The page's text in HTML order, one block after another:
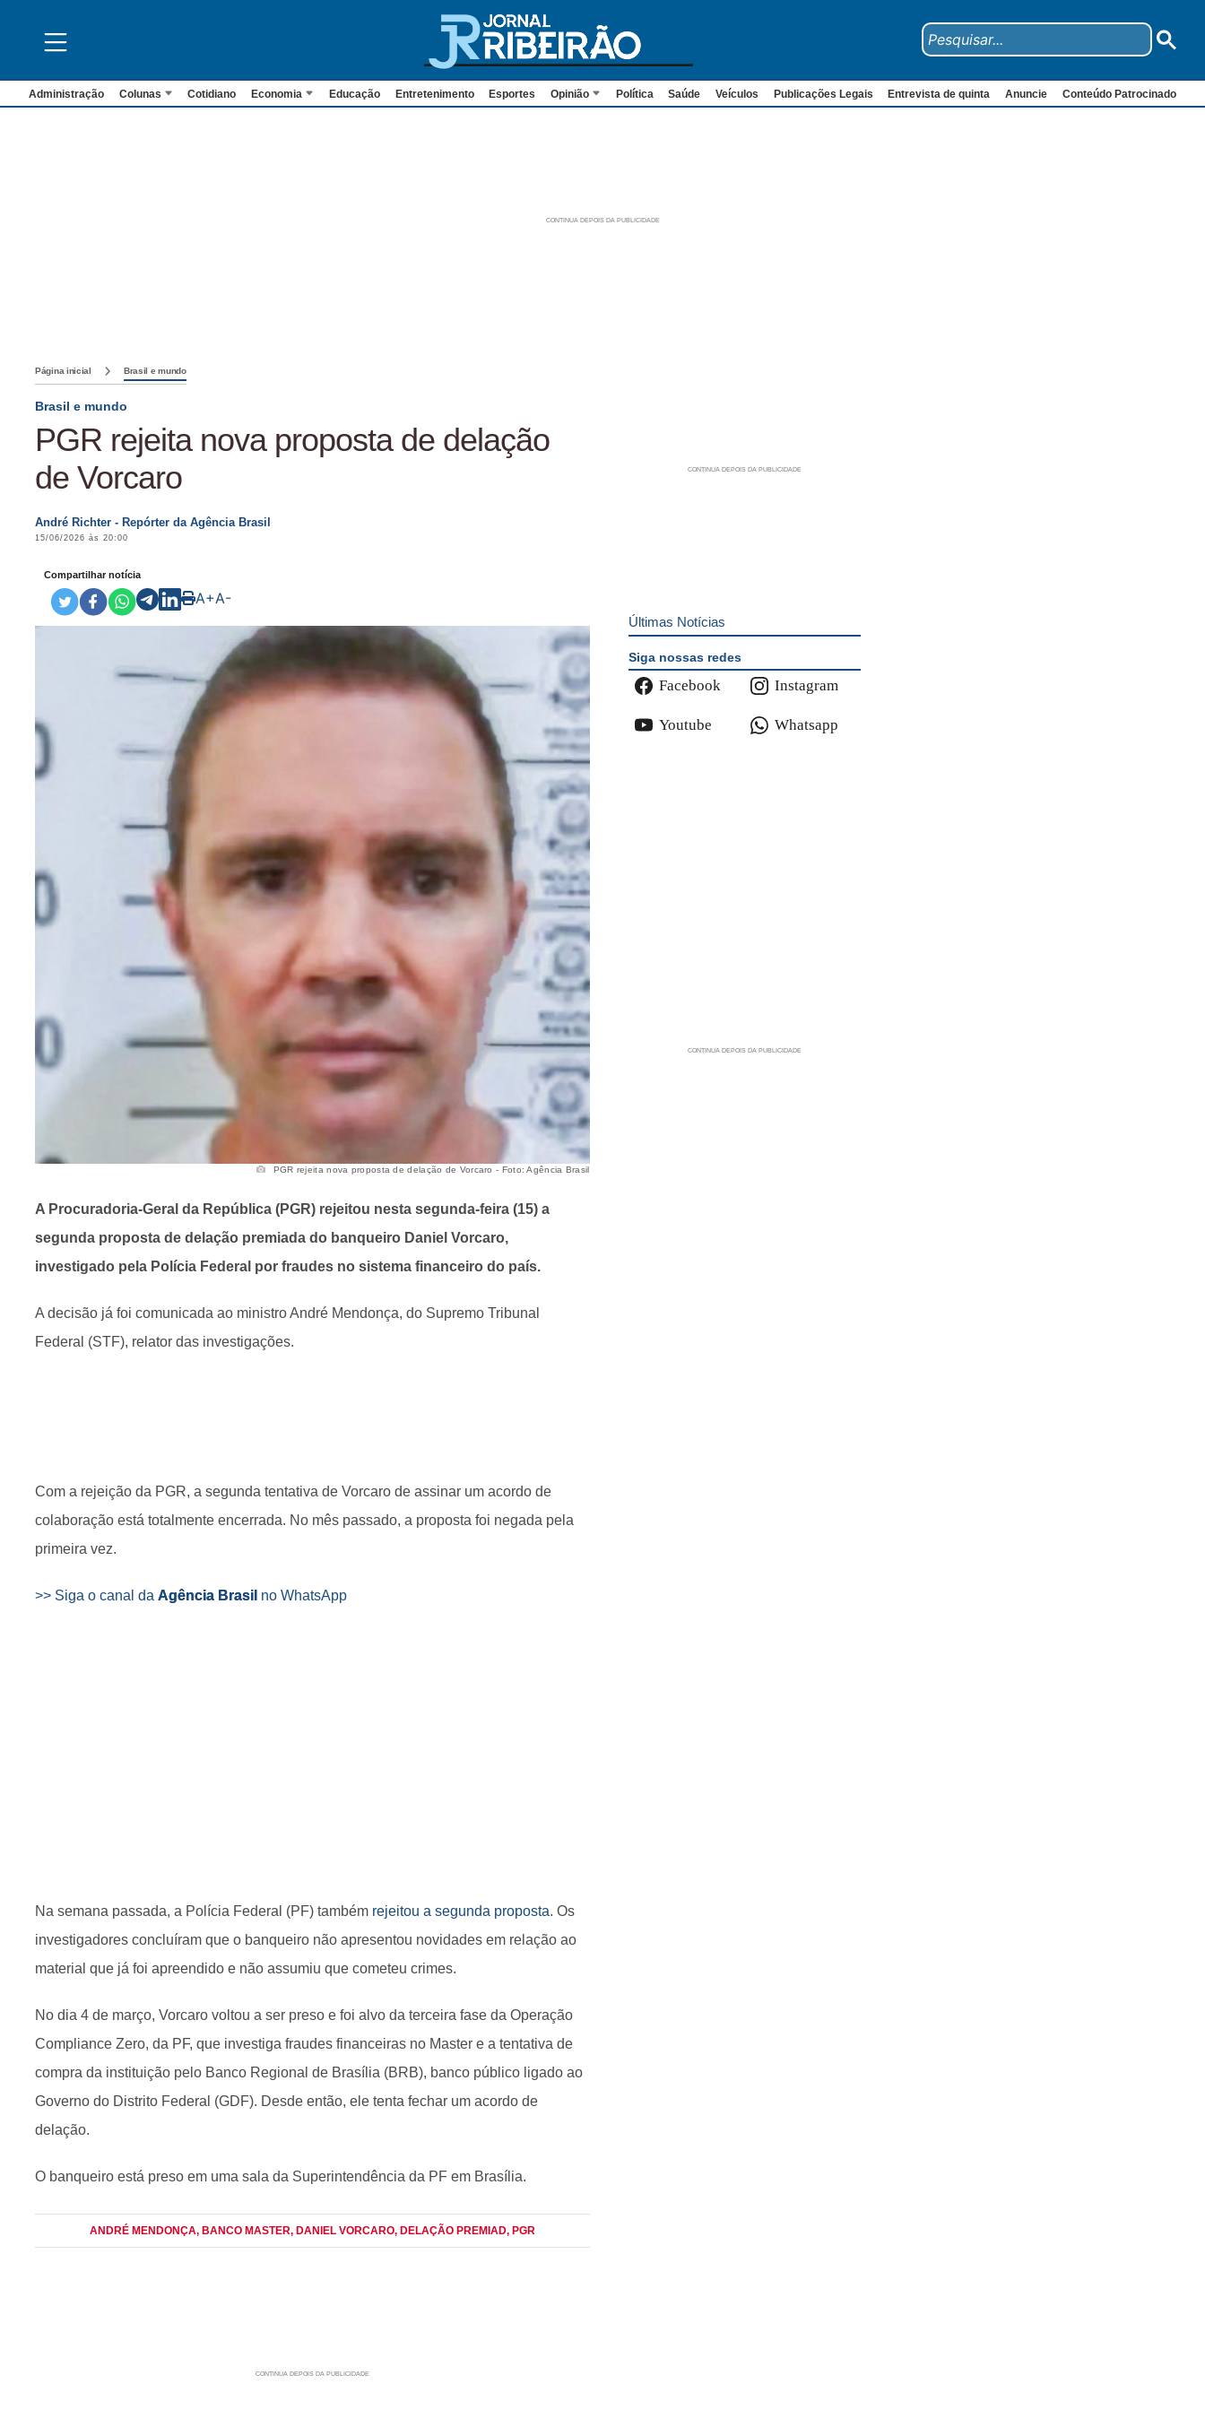
Administração Colunas Cotidiano Economia Educação Entretenimento Esportes Opinião Política Saúde Veículos Publicações Legais Entrevista de quinta Anuncie Conteúdo Patrocinado
Página inicial Brasil e mundo
Brasil e mundo
PGR rejeita nova proposta de delação
de Vorcaro
André Richter - Repórter da Agência Brasil
15/06/2026 às 20:00
Compartilhar notícia
A+A-
PGR rejeita nova proposta de delação de Vorcaro - Foto: Agência Brasil
A Procuradoria-Geral da República (PGR) rejeitou nesta segunda-feira (15) a
segunda proposta de delação premiada do banqueiro Daniel Vorcaro,
investigado pela Polícia Federal por fraudes no sistema financeiro do país.
A decisão já foi comunicada ao ministro André Mendonça, do Supremo Tribunal
Federal (STF), relator das investigações.
Com a rejeição da PGR, a segunda tentativa de Vorcaro de assinar um acordo de
colaboração está totalmente encerrada. No mês passado, a proposta foi negada pela
primeira vez.
>> Siga o canal da Agência Brasil no WhatsApp
Na semana passada, a Polícia Federal (PF) também rejeitou a segunda proposta. Os
investigadores concluíram que o banqueiro não apresentou novidades em relação ao
material que já foi apreendido e não assumiu que cometeu crimes.
No dia 4 de março, Vorcaro voltou a ser preso e foi alvo da terceira fase da Operação
Compliance Zero, da PF, que investiga fraudes financeiras no Master e a tentativa de
compra da instituição pelo Banco Regional de Brasília (BRB), banco público ligado ao
Governo do Distrito Federal (GDF). Desde então, ele tenta fechar um acordo de
delação.
O banqueiro está preso em uma sala da Superintendência da PF em Brasília.
ANDRÉ MENDONÇA, BANCO MASTER, DANIEL VORCARO, DELAÇÃO PREMIAD, PGR
Últimas Notícias
Siga nossas redes
Facebook Instagram
Youtube Whatsapp